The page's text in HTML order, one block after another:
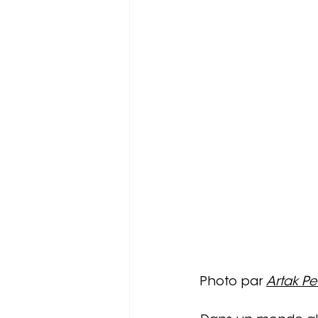
Photo par Artak